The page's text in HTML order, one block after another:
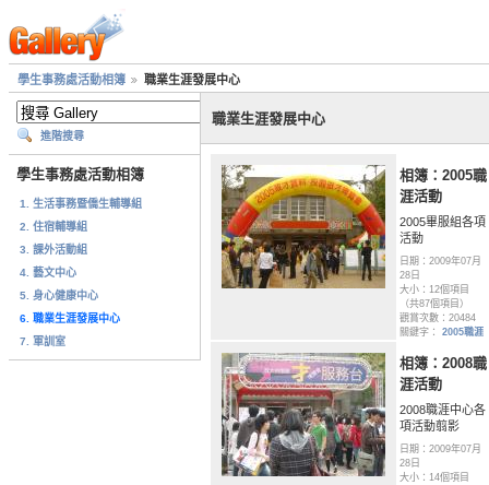
學生事務處活動相簿 職業生涯發展中心
進階搜尋
學生事務處活動相簿
1. 生活事務暨僑生輔導組
2. 住宿輔導組
3. 課外活動組
4. 藝文中心
5. 身心健康中心
6. 職業生涯發展中心
7. 軍訓室
職業生涯發展中心
相簿：2005職
涯活動
2005畢服組各項
活動
日期：2009年07月
28日
大小：12個項目
（共87個項目）
觀賞次數：20484
關鍵字： 2005職涯
相簿：2008職
涯活動
2008職涯中心各
項活動翦影
日期：2009年07月
28日
大小：14個項目